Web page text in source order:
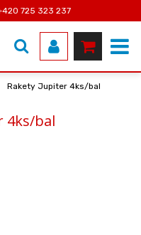
725 323 237
Rakety Jupiter 4ks/bal
4ks/bal